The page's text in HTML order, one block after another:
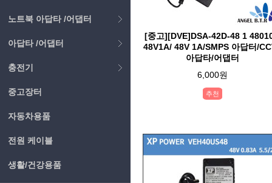
노트북 아답타 /어댑터
아답타 /어댑터
충전기
중고장터
자동차용품
전원 케이블
생활/건강용품
[중고][DVE]DSA-42D-48 1
48V1A/ 48V 1A/SMPS 아답터/
아답타/어댑터
6,000원
추천